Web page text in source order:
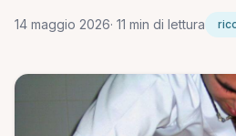
14 maggio 2026· 11 min di lettura